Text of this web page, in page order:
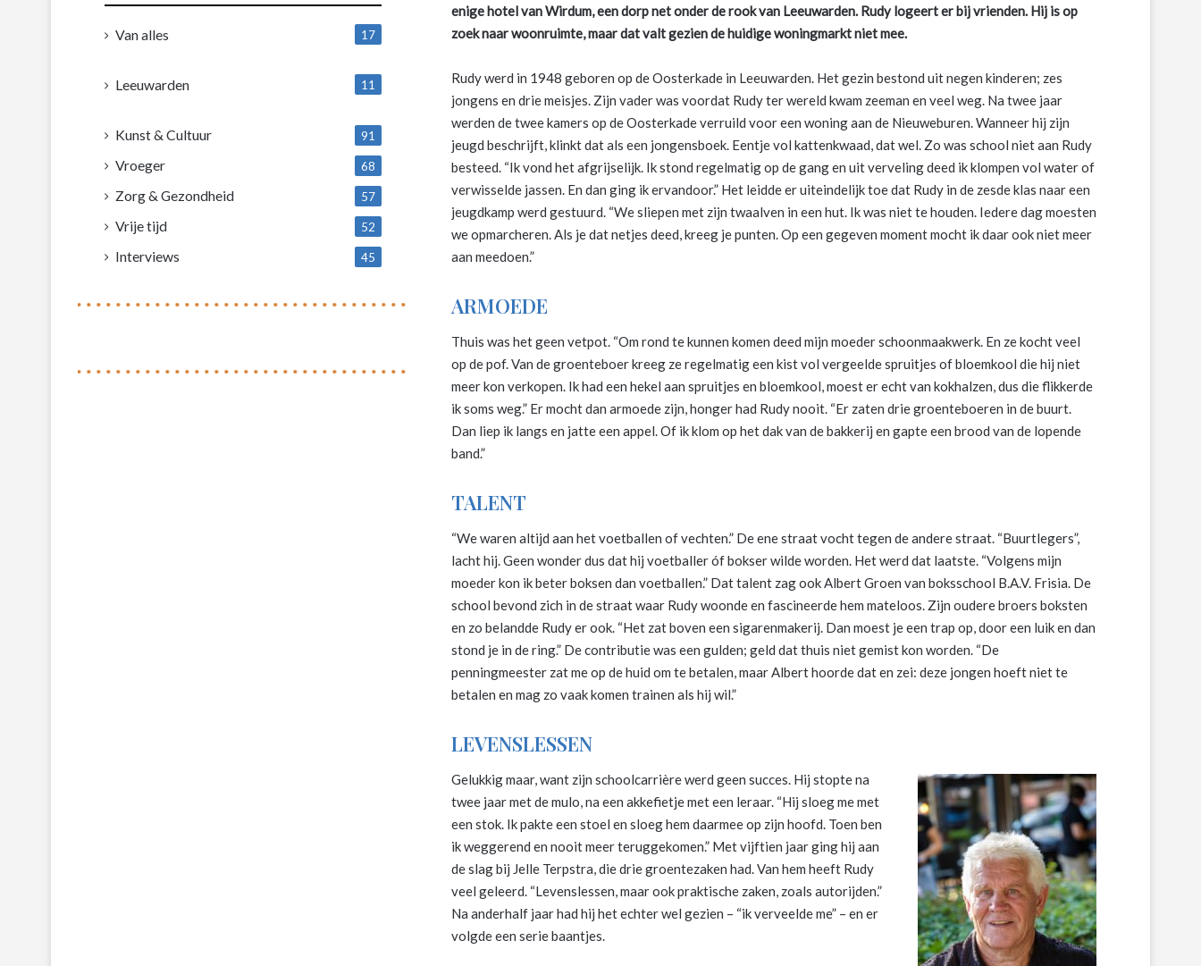
enige hotel van Wirdum,een dorp net onder de rook van Leeuwarden. Rudy logeert er bij vrienden. Hij is op
zoek naar woonruimte,maar dat valt gezien de huidige woningmarkt niet mee.
Rudy werd in 1948 geboren op de Oosterkade in Leeuwarden. Het gezin bestond uit negen kinderen; zes
jongens en drie meisjes. Zijn vader was voordat Rudy ter wereld kwam zeeman en veel weg. Na twee jaar
werden de twee kamers op de Oosterkade verruild voor een woning aan de Nieuweburen. Wanneer hij zijn
jeugd beschrijft, klinkt dat als een jongensboek. Eentje vol kattenkwaad, dat wel. Zo was school niet aan Rudy
besteed. “Ik vond het afgrijselijk. Ik stond regelmatig op de gang en uit verveling deed ik klompen vol water of
verwisselde jassen. En dan ging ik ervandoor.” Het leidde er uiteindelijk toe dat Rudy in de zesde klas naar een
jeugdkamp werd gestuurd. “We sliepen met zijn twaalven in een hut. Ik was niet te houden. Iedere dag moesten
we opmarcheren. Als je dat netjes deed, kreeg je punten. Op een gegeven moment mocht ik daar ook niet meer
aan meedoen.”
ARMOEDE
Thuis was het geen vetpot. “Om rond te kunnen komen deed mijn moeder schoonmaakwerk. En ze kocht veel
op de pof. Van de groenteboer kreeg ze regelmatig een kist vol vergeelde spruitjes of bloemkool die hij niet
meer kon verkopen. Ik had een hekel aan spruitjes en bloemkool, moest er echt van kokhalzen, dus die flikkerde
ik soms weg.” Er mocht dan armoede zijn, honger had Rudy nooit. “Er zaten drie groenteboeren in de buurt.
Dan liep ik langs en jatte een appel. Of ik klom op het dak van de bakkerij en gapte een brood van de lopende
band.”
TALENT
“We waren altijd aan het voetballen of vechten.” De ene straat vocht tegen de andere straat. “Buurtlegers”,
lacht hij. Geen wonder dus dat hij voetballer óf bokser wilde worden. Het werd dat laatste. “Volgens mijn
moeder kon ik beter boksen dan voetballen.” Dat talent zag ook Albert Groen van boksschool B.A.V. Frisia. De
school bevond zich in de straat waar Rudy woonde en fascineerde hem mateloos. Zijn oudere broers boksten
en zo belandde Rudy er ook. “Het zat boven een sigarenmakerij. Dan moest je een trap op, door een luik en dan
stond je in de ring.” De contributie was een gulden; geld dat thuis niet gemist kon worden. “De
penningmeester zat me op de huid om te betalen, maar Albert hoorde dat en zei: deze jongen hoeft niet te
betalen en mag zo vaak komen trainen als hij wil.”
LEVENSLESSEN
Gelukkig maar, want zijn schoolcarrière werd geen succes. Hij stopte na
twee jaar met de mulo, na een akkefietje met een leraar. “Hij sloeg me met
een stok. Ik pakte een stoel en sloeg hem daarmee op zijn hoofd. Toen ben
ik weggerend en nooit meer teruggekomen.” Met vijftien jaar ging hij aan
de slag bij Jelle Terpstra, die drie groentezaken had. Van hem heeft Rudy
veel geleerd. “Levenslessen, maar ook praktische zaken, zoals autorijden.”
Na anderhalf jaar had hij het echter wel gezien – “ik verveelde me” – en er
volgde een serie baantjes.
Van alles
17
Leeuwarden
11
Kunst & Cultuur 91
Vroeger 68
Zorg & Gezondheid 57
Vrije tijd 52
Interviews 45